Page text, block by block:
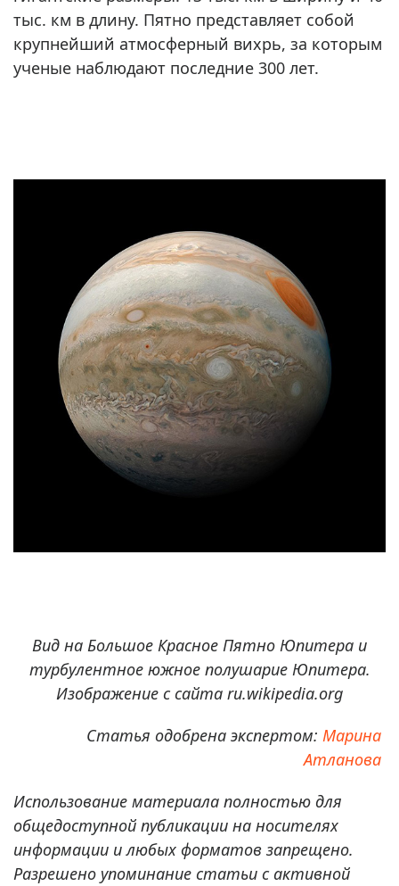
тыс. км в длину. Пятно представляет собой
крупнейший атмосферный вихрь, за которым
ученые наблюдают последние 300 лет.
Вид на Большое Красное Пятно Юпитера и
турбулентное южное полушарие Юпитера.
Изображение с сайта ru.wikipedia.org
Статья одобрена экспертом: Марина
Атланова
Использование материала полностью для
общедоступной публикации на носителях
информации и любых форматов запрещено.
Разрешено упоминание статьи с активной